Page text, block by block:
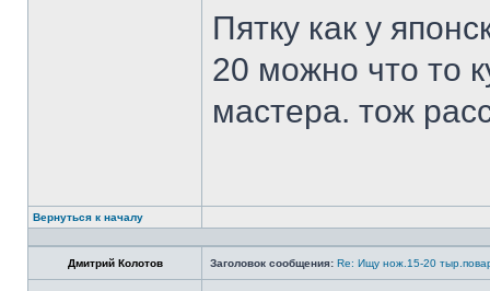
Пятку как у
20 можно что то
мастера. тож
Вернуться к началу
Дмитрий Колотов Заголовок сообщения: Re: Ищу нож.15-20